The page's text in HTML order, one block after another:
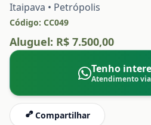
Itaipava • Petrópolis
Código: CC049
Aluguel: R$ 7.500,00
Tenho
Atendimento
Compartilhar